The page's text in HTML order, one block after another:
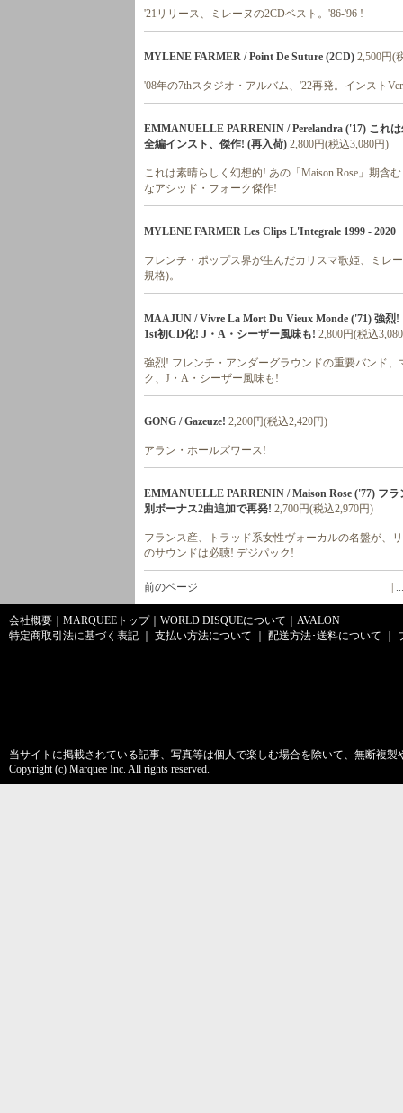
'21リリース、ミレーヌの2CDベスト。'86-'96 !
MYLENE FARMER / Point De Suture (2CD) 2,500円(
'08年の7thスタジオ・アルバム、'22再発。インスト
EMMANUELLE PARRENIN / Perelandra ('17) これ
全編インスト、傑作! (再入荷) 2,800円(税込3,080円)
これは素晴らしく幻想的! あの「Maison Rose」期含
なアシッド・フォーク傑作!
MYLENE FARMER Les Clips L'Integrale 1999 -
フレンチ・ポップス界が生んだカリスマ歌姫、ミレ
規格)。
MAAJUN / Vivre La Mort Du Vieux Monde ('71) 強烈
1st初CD化! J・A・シーザー風味も! 2,800円(税込
強烈! フレンチ・アンダーグラウンドの重要バンド
ク、J・A・シーザー風味も!
GONG / Gazeuze! 2,200円(税込2,420円)
アラン・ホールズワース!
EMMANUELLE PARRENIN / Maison Rose ('77) フ
別ボーナス2曲追加で再発! 2,700円(税込2,970円)
フランス産、トラッド系女性ヴォーカルの名盤が、
のサウンドは必聴! デジパック!
前のページ
会社概要 MARQUEEトップ｜ WORLD DISQUEについて
AVALON
特定商取引法に基づく表記
支払い方法について 配送方法･送料について
当サイトに掲載されている記事、写真等は個人で楽しむ場合を除いて、無断複
Copyright (c) Marquee Inc. All rights reserved.